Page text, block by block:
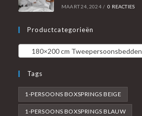
MAART 24, 2024 / 0 REACTIES
Productcategorieën
180×200 cm Tweepersoonsbedden
Tags
1-PERSOONS BOXSPRINGS BEIGE
1-PERSOONS BOXSPRINGS BLAUW